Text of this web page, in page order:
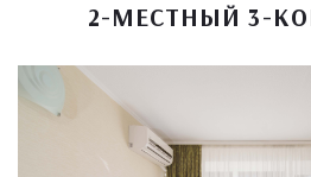
2-МЕСТНЫЙ 3-